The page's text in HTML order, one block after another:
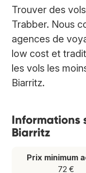
Trouver des
Trabber. Nous
agences de
low cost et
les vols les
Biarritz.
Informations
Biarritz
Prix minimum
72 €